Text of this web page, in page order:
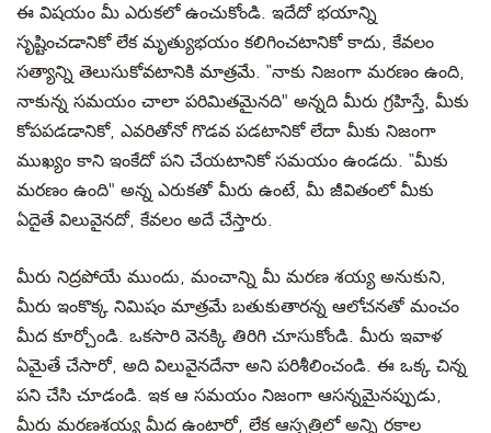
ఈ విషయం మీ ఎరుకలో ఉంచుకోండి. ఇదేదో భయాన్ని
సృష్టించడానికో లేక మృత్యుభయం కలిగించటానికో కాదు, కేవలం
సత్యాన్ని తెలుసుకోవటానికి మాత్రమే. “నాకు నిజంగా మరణం ఉంది,
నాకున్న సమయం చాలా పరిమితమైనది" అన్నది మీరు గ్రహిస్తే, మీకు
కోపపడడానికో, ఎవరితోనో గొడవ పడటానికో లేదా మీకు నిజంగా
ముఖ్యం కాని ఇంకేదో పని చేయటానికో సమయం ఉండదు. “మీకు
మరణం ఉంది" అన్న ఎరుకతో మీరు ఉంటే, మీ జీవితంలో మీకు
ఏదైతే విలువైనదో, కేవలం అదే చేస్తారు.
మీరు నిద్రపోయే ముందు, మంచాన్ని మీ మరణ శయ్య అనుకుని,
మీరు ఇంకొక్క నిమిషం మాత్రమే బతుకుతారన్న ఆలోచనతో మంచం
మీద కూర్చోండి. ఒకసారి వెనక్కి తిరిగి చూసుకోండి. మీరు ఇవాళ
ఏమైతే చేసారో, అది విలువైనదేనా అని పరిశీలించండి. ఈ ఒక్క చిన్న
పని చేసి చూడండి. ఇక ఆ సమయం నిజంగా ఆసన్నమైనప్పుడు,
మీరు మరణశయ్య మీద ఉంటారో, లేక ఆస్పత్రిలో అన్ని రకాల